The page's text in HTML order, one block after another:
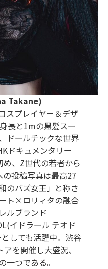
Takane)
スプレイヤー＆デザ
⻑と1mの⿊髪スー
ドールチックな世界
ドキュメンタリー
め、Z世代の若者から
の投稿写真は最⾼27
のバズ⼥王」と称さ
ト×ロリィタの融合
ルブランド
イドラール テオド
しても活躍中。渋⾕
を開催し⼤盛況、
⼀つである。